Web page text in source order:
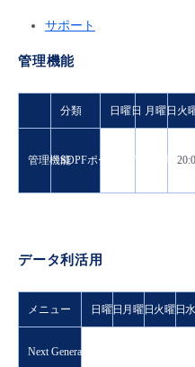
- Flexible InterConnect
- vUTM2
サポート
管理機能
分類 日曜日 月曜日 火
管理機能SDPFポータル/管理機能API
データ利活用
メニュー 日曜日 月曜日 火曜日
Next Generation iPaaS Powered by